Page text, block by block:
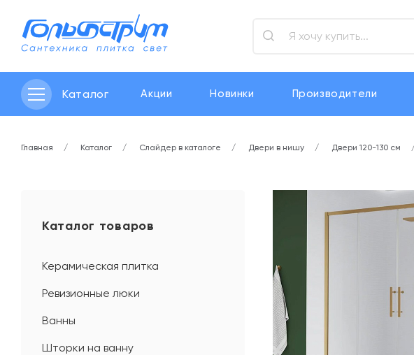
Каталог Акции Новинки Производители
Главная Каталог Слайдер в каталоге Двери в нишу Двери 120-130 см
Каталог товаров
Керамическая плитка
Ревизионные люки
Ванны
Шторки на ванну